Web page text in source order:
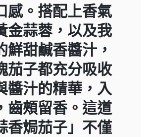
感。搭配上香氣
金蒜蓉，以及我
鮮甜鹹香醬汁，
茄子都充分吸收
醬汁的精華，入
齒頰留香。這道
香焗茄子」不僅